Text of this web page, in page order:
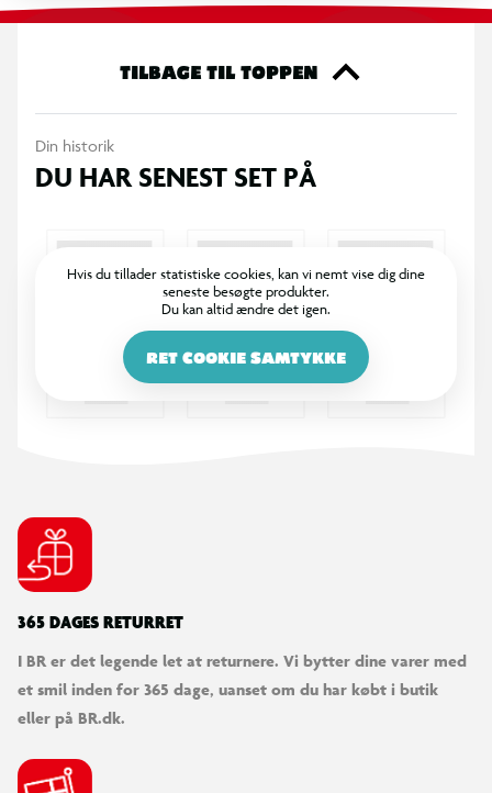
OBS! Varen er assorteret, og en bestemt variant kan ikke
TILBAGE TIL TOPPEN
Din historik
DU HAR SENEST SET PÅ
Hvis du tillader statistiske cookies, kan vi nemt vise dig dine
seneste besøgte produkter.
Du kan altid ændre det igen.
RET COOKIE SAMTYKKE
365 DAGES RETURRET
I BR er det legende let at returnere. Vi bytter dine varer med
et smil inden for 365 dage, uanset om du har købt i butik
eller på BR.dk.